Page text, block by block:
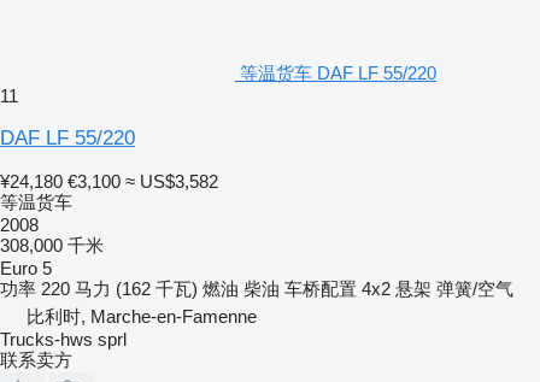
等温货车 DAF LF 55/220
11
DAF LF 55/220
¥24,180 €3,100 ≈ US$3,582
等温货车
2008
308,000 千米
Euro 5
功率 220 马力 (162 千瓦) 燃油 柴油 车桥配置 4x2 悬架 弹簧/空气
比利时, Marche-en-Famenne
Trucks-hws sprl
联系卖方